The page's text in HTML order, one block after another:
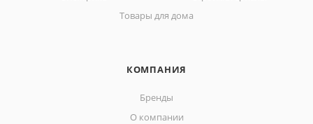
Товары для дома
КОМПАНИЯ
Бренды
О компании